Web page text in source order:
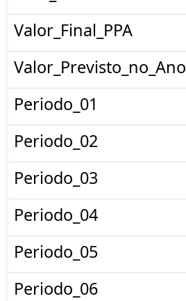
Valor_Final_PPA
Valor_Previsto_no_Ano
Periodo_01
Periodo_02
Periodo_03
Periodo_04
Periodo_05
Periodo_06